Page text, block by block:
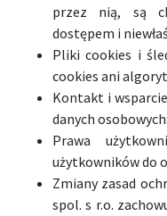
przez nią, są
dostępem i
Pliki cookies i
cookies ani
Kontakt i
danych osobowych:
Prawa
użytkowników do
Zmiany zasad
spol. s r.o.